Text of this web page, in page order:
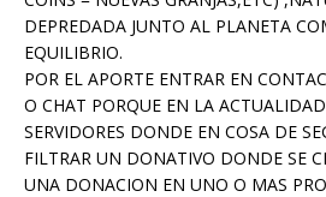
DEPREDADA JUNTO AL PLANETA
EQUILIBRIO.
POR EL APORTE ENTRAR EN
O CHAT PORQUE EN LA ACTUALIDAD
SERVIDORES DONDE EN COSA DE
FILTRAR UN DONATIVO DONDE SE
UNA DONACION EN UNO O MAS